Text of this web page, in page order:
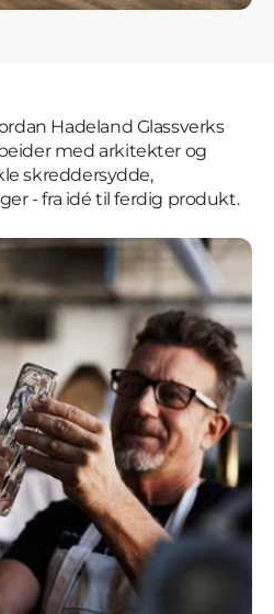
Hadeland Glassverks
med arkitekter og
skreddersydde,
- fra idé til ferdig produkt.